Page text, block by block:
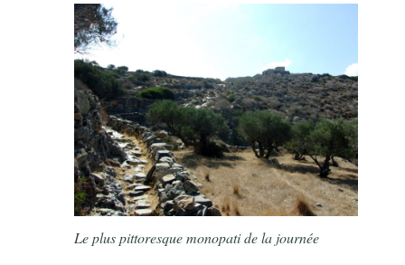
Le plus pittoresque monopati de la journée